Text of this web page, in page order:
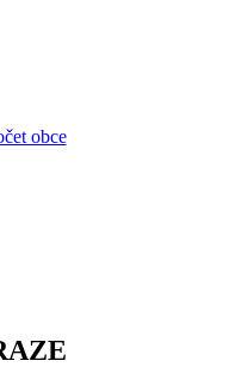
obce